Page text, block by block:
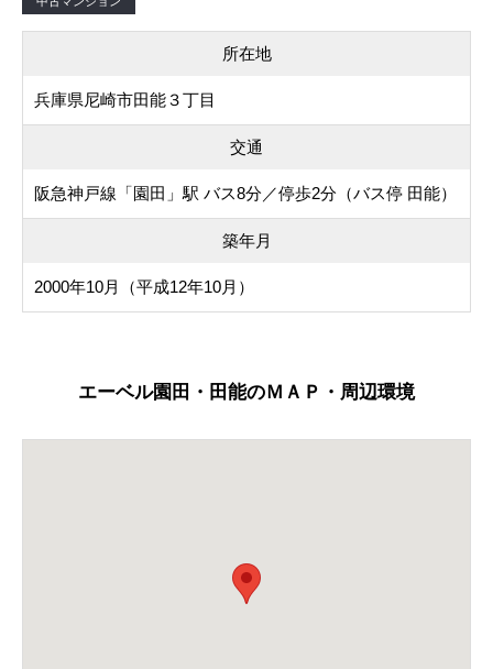
所在地
兵庫県尼崎市田能３丁目
交通
阪急神戸線「園田」駅 バス8分／停歩2分（バス停 田能）
築年月
2000年10月（平成12年10月）
エーベル園田・田能のＭＡＰ・周辺環境